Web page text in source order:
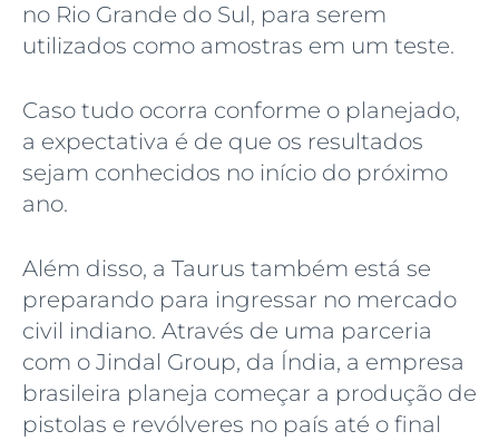
no Rio Grande do Sul, para serem
utilizados como amostras em um teste.
Caso tudo ocorra conforme o planejado,
a expectativa é de que os resultados
sejam conhecidos no início do próximo
ano.
Além disso, a Taurus também está se
preparando para ingressar no mercado
civil indiano. Através de uma parceria
com o Jindal Group, da Índia, a empresa
brasileira planeja começar a produção de
pistolas e revólveres no país até o final